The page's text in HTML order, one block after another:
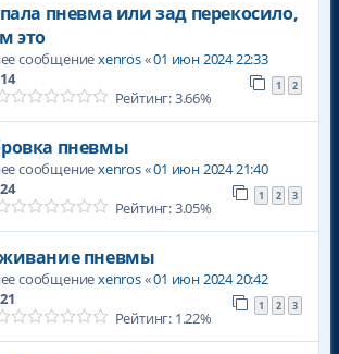
пневма или зад перекосило,
это
сообщениеxenros«01 июн 2024 22:33
14 1 2
Рейтинг: 3.66%
пневмы
сообщениеxenros«01 июн 2024 21:40
24 1 2 3
Рейтинг: 3.05%
пневмы
сообщениеxenros«01 июн 2024 20:42
21 1 2 3
Рейтинг: 1.22%